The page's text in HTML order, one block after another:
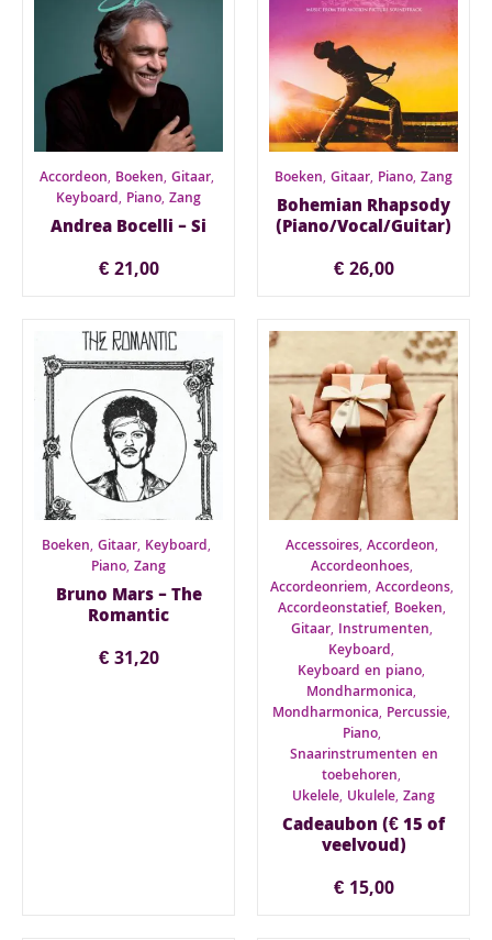
Accordeon, Boeken, Gitaar,
Keyboard, Piano, Zang
Andrea Bocelli – Si
€21,00
Boeken, Gitaar, Piano, Zang
Bohemian Rhapsody
(Piano/Vocal/Guitar)
€26,00
Boeken, Gitaar, Keyboard,
Piano, Zang
Bruno Mars – The
Romantic
€31,20
Accessoires, Accordeon,
Accordeonhoes,
Accordeonriem, Accordeons,
Accordeonstatief, Boeken,
Gitaar, Instrumenten,
Keyboard,
Keyboard en piano,
Mondharmonica,
Mondharmonica, Percussie,
Piano,
Snaarinstrumenten en
toebehoren,
Ukelele, Ukulele, Zang
Cadeaubon (€ 15 of
veelvoud)
€15,00